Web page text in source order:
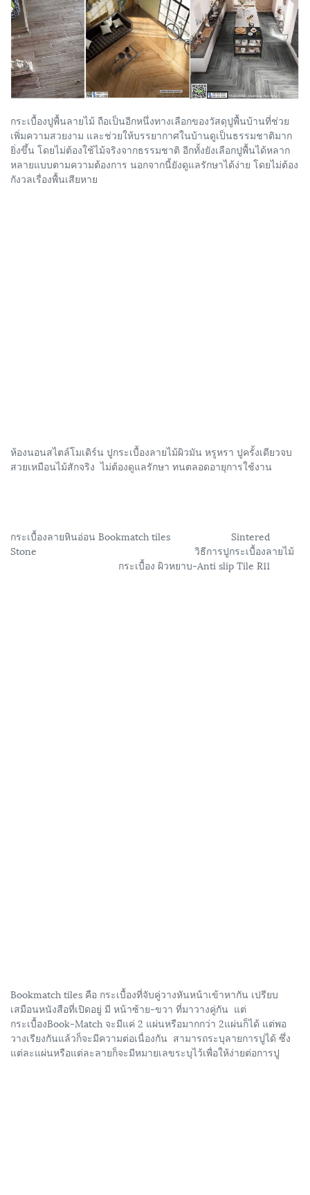
กระเบื้องปูพื้นลายไม้ ถือเป็นอีกหนึ่งทางเลือกของวัสดุปูพื้นบ้านที่ช่วย
เพิ่มความสวยงาม และช่วยให้บรรยากาศในบ้านดูเป็นธรรมชาติมาก
ยิ่งขึ้น โดยไม่ต้องใช้ไม้จริงจากธรรมชาติ อีกทั้งยังเลือกปูพื้นได้หลาก
หลายแบบตามความต้องการ นอกจากนี้ยังดูแลรักษาได้ง่าย โดยไม่ต้อง
กังวลเรื่องพื้นเสียหาย
ห้องนอนสไตล์โมเดิร์น ปูกระเบื้องลายไม้ผิวมัน หรูหรา ปูครั้งเดียวจบ
สวยเหมือนไม้สักจริง ไม่ต้องดูแลรักษา ทนตลอดอายุการใช้งาน
กระเบื้องลายหินอ่อน Bookmatch tiles Sintered
Stone วิธีการปูกระเบื้องลายไม้
กระเบื้อง ผิวหยาบ-Anti slip Tile R11
Bookmatch tiles คือ กระเบื้องที่จับคู่วางหันหน้าเข้าหากัน เปรียบ
เสมือนหนังสือที่เปิดอยู่ มี หน้าซ้าย-ขวา ที่มาวางคู่กัน แต่
กระเบื้องBook-Match จะมีแค่ 2 แผ่นหรือมากกว่า 2แผ่นก็ได้ แต่พอ
วางเรียงกันแล้วก็จะมีความต่อเนื่องกัน สามารถระบุลายการปูได้ ซึ่ง
แต่ละแผ่นหรือแต่ละลายก็จะมีหมายเลขระบุไว้เพื่อให้ง่ายต่อการปู